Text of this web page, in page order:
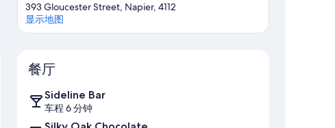
393 Gloucester Street, Napier, 4112
显示地图
餐厅
Sideline Bar
车程 6 分钟